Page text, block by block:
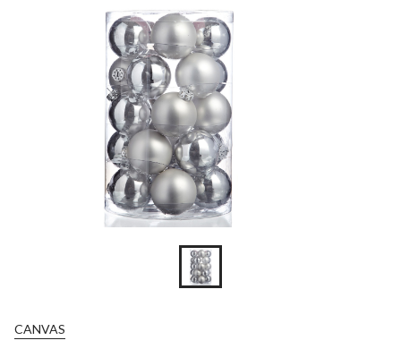
CANVAS